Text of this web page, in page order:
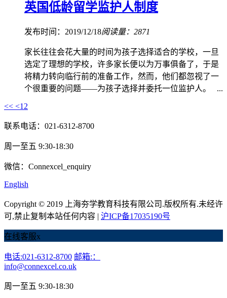
英国低龄留学监护人制度
发布时间：2019/12/18阅读量：2871
家长往往会花大量的时间为孩子选择适合的学校，一旦
选定了理想的学校，许多家长便以为万事俱备了，于是
将精力转向临行前的准备工作，然而，他们都忽视了一
个很重要的问题——为孩子选择并委托一位监护人。 ...
<< <1 2
联系电话：021-6312-8700
周一至五 9:30-18:30
微信：Connexcel_enquiry
English
Copyright © 2019 上海夯学教育科技有限公司.版权所有.未经许
可,禁止复制本站任何内容 | 沪ICP备17035190号
在线客服x
电话:021-6312-8700 邮箱:：
info@connexcel.co.uk
周一至五 9:30-18:30